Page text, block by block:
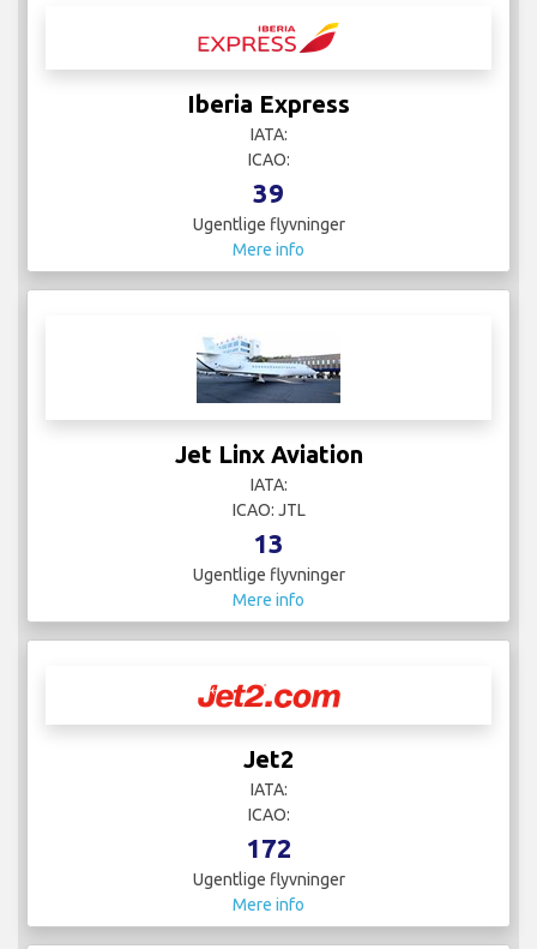
Iberia Express
IATA:
ICAO:
39
Ugentlige flyvninger
Mere info
Jet Linx Aviation
IATA:
ICAO: JTL
13
Ugentlige flyvninger
Mere info
Jet2
IATA:
ICAO:
172
Ugentlige flyvninger
Mere info